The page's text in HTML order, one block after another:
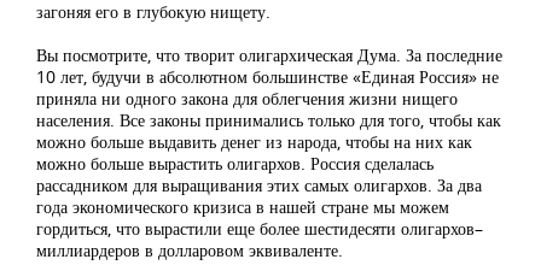
загоняя его в глубокую нищету.
Вы посмотрите, что творит олигархическая Дума. За последние
10 лет, будучи в абсолютном большинстве «Единая Россия» не
приняла ни одного закона для облегчения жизни нищего
населения. Все законы принимались только для того, чтобы как
можно больше выдавить денег из народа, чтобы на них как
можно больше вырастить олигархов. Россия сделалась
рассадником для выращивания этих самых олигархов. За два
года экономического кризиса в нашей стране мы можем
гордиться, что вырастили еще более шестидесяти олигархов–
миллиардеров в долларовом эквиваленте.